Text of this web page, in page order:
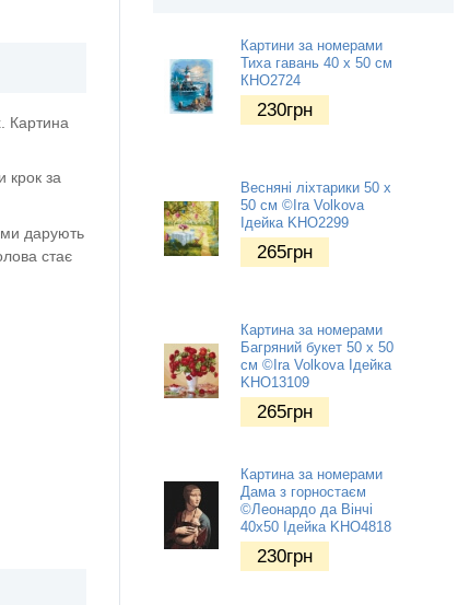
Картина
крок за
дарують
стає
Картини за номерами
Тиха гавань 40 х 50 см
КНО2724
230грн
Весняні ліхтарики 50 х
50 см ©Ira Volkova
Ідейка KHO2299
265грн
Картина за номерами
Багряний букет 50 х 50
см ©Ira Volkova Ідейка
KHO13109
265грн
Картина за номерами
Дама з горностаєм
©Леонардо да Вінчі
40х50 Ідейка KHO4818
230грн